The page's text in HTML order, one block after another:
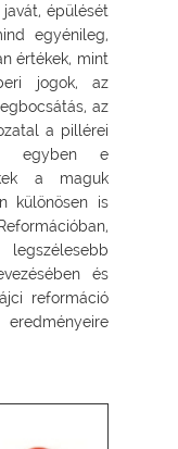
épülését
egyénileg,
értékek, mint
jogok, az
az
a pillérei
egyben e
a maguk
különösen is
és
reformáció